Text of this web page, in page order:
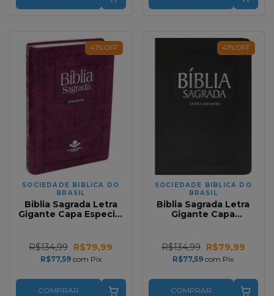
41% OFF
SOCIEDADE BIBLICA DO
BRASIL
Biblia Sagrada Letra
Gigante Capa Especial
R$134,99 R$79,99
R$77,59 com Pix
COMPRAR
41% OFF
SOCIEDADE BIBLICA DO
BRASIL
Biblia Sagrada Letra
Gigante Capa
R$134,99 R$79,99
R$77,59com Pix
COMPRAR